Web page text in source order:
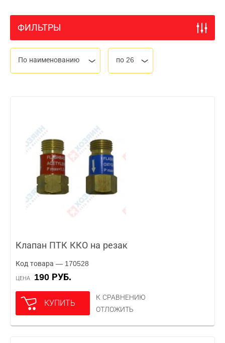
ФИЛЬТРЫ
По наименованию по 26
Клапан ПТК ККО на резак
Код товара — 170528
ЦЕНА 190 РУБ.
КУПИТЬ
К СРАВНЕНИЮ
ОТЛОЖИТЬ